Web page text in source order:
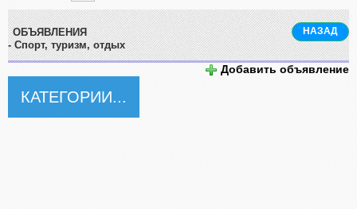
НАЗАД
ОБЪЯВЛЕНИЯ
- Спорт, туризм, отдых
Добавить объявление
КАТЕГОРИИ...